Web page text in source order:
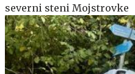
severni steni Mojstrovke